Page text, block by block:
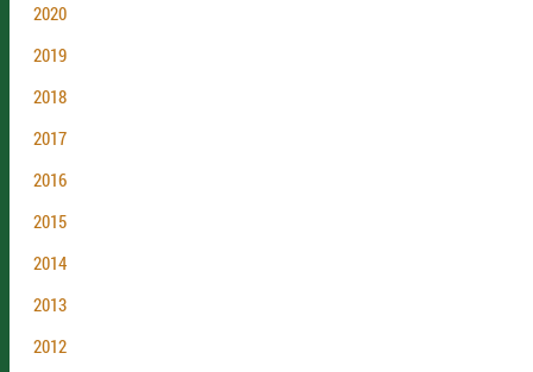
2020
2019
2018
2017
2016
2015
2014
2013
2012